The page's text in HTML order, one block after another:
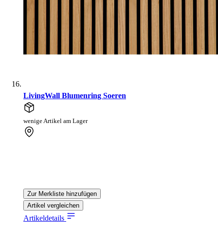
LivingWall Blumenring Soeren
wenige Artikel am Lager
Zur Merkliste hinzufügen
Artikel vergleichen
Artikeldetails